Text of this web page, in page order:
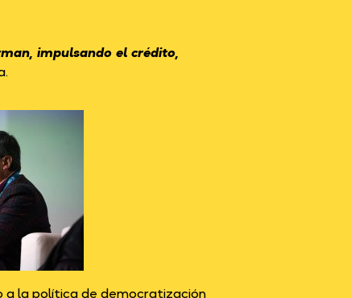
impulsando el crédito,
a la política de democratización